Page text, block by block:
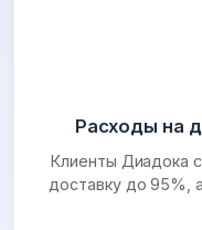
Расходы на
Клиенты Диадока
доставку до 95%,